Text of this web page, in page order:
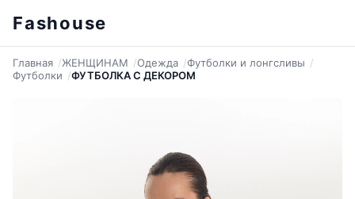
Fashouse
Главная ЖЕНЩИНАМ Одежда
Футболки и лонгсливы
Футболки
ФУТБОЛКА С ДЕКОРОМ